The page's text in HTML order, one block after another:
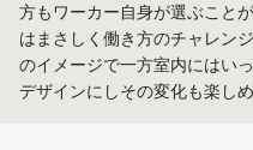
方もワーカー自身が選ぶこと
はまさしく働き方のチャレン
のイメージで一方室内にはい
デザインにしその変化も楽し